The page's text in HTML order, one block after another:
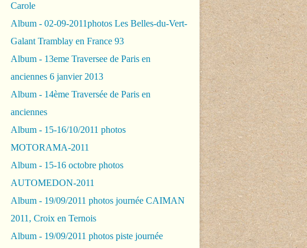
Carole
Album - 02-09-2011photos Les Belles-du-Vert-
Galant Tramblay en France 93
Album - 13eme Traversee de Paris en
anciennes 6 janvier 2013
Album - 14ème Traversée de Paris en
anciennes
Album - 15-16/10/2011 photos
MOTORAMA-2011
Album - 15-16 octobre photos
AUTOMEDON-2011
Album - 19/09/2011 photos journée CAIMAN
2011, Croix en Ternois
Album - 19/09/2011 photos piste journée